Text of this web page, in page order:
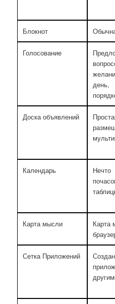
Блокнот
Голосование
Доска объявлений
Календарь
Нечто
Карта мысли
Карта
Сетка Приложений